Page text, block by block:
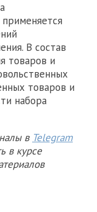
В состав
товаров и
товаров и
набора
в Telegram
в курсе